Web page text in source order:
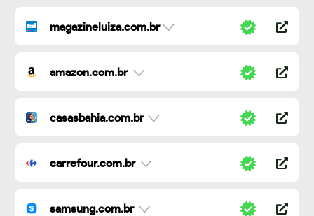
magazineluiza.com.br
amazon.com.br
casasbahia.com.br
carrefour.com.br
samsung.com.br